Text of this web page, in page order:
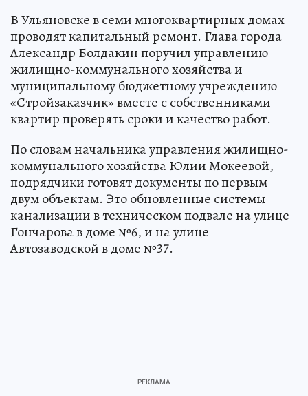
В Ульяновске в семи многоквартирных домах
проводят капитальный ремонт. Глава города
Александр Болдакин поручил управлению
жилищно-коммунального хозяйства и
муниципальному бюджетному учреждению
«Стройзаказчик» вместе с собственниками
квартир проверять сроки и качество работ.
По словам начальника управления жилищно-
коммунального хозяйства Юлии Мокеевой,
подрядчики готовят документы по первым
двум объектам. Это обновленные системы
канализации в техническом подвале на улице
Гончарова в доме №6, и на улице
Автозаводской в доме №37.